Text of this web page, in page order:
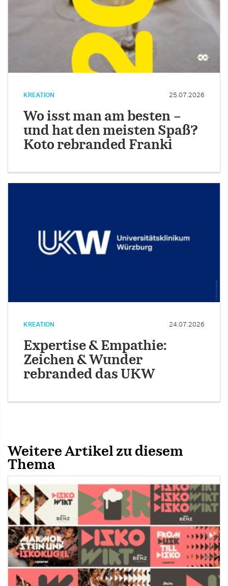
KREATION 25.07.2026
Wo isst man am besten –
und hat den meisten Spaß?
Koto rebranded Franki
KREATION 24.07.2026
Expertise & Empathie:
Zeichen & Wunder
rebranded das UKW
Weitere Artikel zu diesem
Thema